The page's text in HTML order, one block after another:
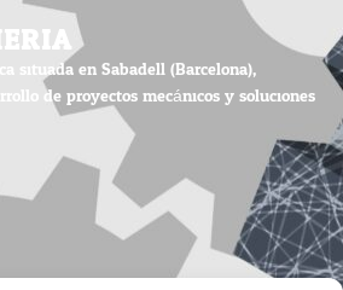
situada en Sabadell (Barcelona),
de proyectos mecánicos y soluciones